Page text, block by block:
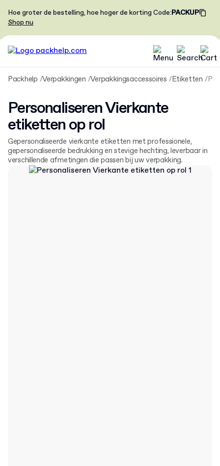
Hoe groter de bestelling, hoe hoger de korting Code:PACKUP
Shop nu
Packhelp Verpakkingen Verpakkingsaccessoires Etiketten
Personaliseren Vierkante
etiketten op rol
Gepersonaliseerde vierkante etiketten met professionele,
gepersonaliseerde bedrukking en stevige hechting, leverbaar in
verschillende afmetingen die passen bij uw verpakking.